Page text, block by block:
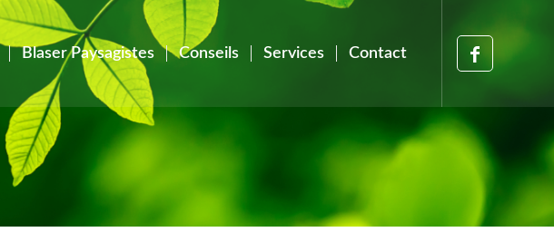
Blaser Paysagistes Conseils Services Contact